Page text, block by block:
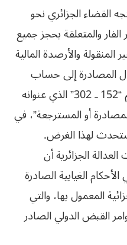
القضاء الجزائري نحو
والمتعلقة بحجز جميع
المنقولة والأرصدة المالية
المصادرة إلى حساب
التخصيص الخاص الحامل للرقم “152 ـ 302” الذي عنوانه
أو المسترجعة”، في
لهذا الغرض.
الجزائرية أن
الغيابية الصادرة
المعمول بها، والتي
القبض الدولي الصادر